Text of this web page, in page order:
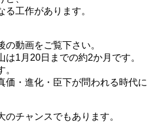
る工作があります。
動画をご覧下さい。
1月20日までの約2か月です。
価・進化・臣下が問われる時代に
チャンスでもあります。